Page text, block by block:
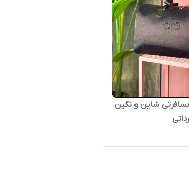
ساک ورزشی و مسافرتی شاین و نگین